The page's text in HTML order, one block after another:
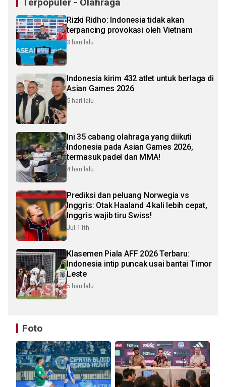
Rizki Ridho: Indonesia tidak akan
terpancing provokasi oleh Vietnam
3 hari lalu
Indonesia kirim 432 atlet untuk berlaga di
Asian Games 2026
5 hari lalu
Ini 35 cabang olahraga yang diikuti
Indonesia pada Asian Games 2026,
termasuk padel dan MMA!
4 hari lalu
Prediksi dan peluang Norwegia vs
Inggris: Otak Haaland 4 kali lebih cepat,
Inggris wajib tiru Swiss!
Jul 11th
Klasemen Piala AFF 2026 Terbaru:
Indonesia intip puncak usai bantai Timor
Leste
5 hari lalu
Foto